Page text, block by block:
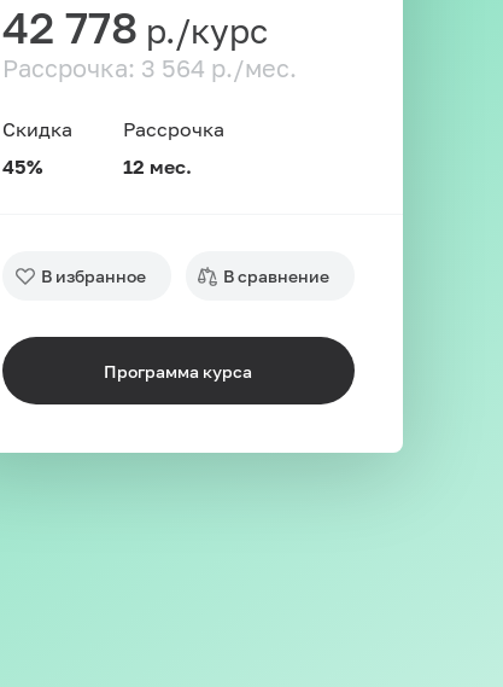
42 778 р./курс
Рассрочка: 3 564 р./мес.
Скидка
45%
Рассрочка
12 мес.
В избранное В сравнение
Программа курса